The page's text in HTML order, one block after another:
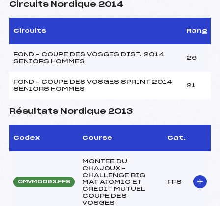
Circuits Nordique 2014
Circuits Rang
FOND – COUPE DES VOSGES DIST. 2014
SENIORS HOMMES
26
FOND – COUPE DES VOSGES SPRINT 2014
SENIORS HOMMES
21
Résultats Nordique 2013
Codex Course Cat.
OMVM0063.FFS
MONTEE DU
CHAJOUX –
CHALLENGE BIG
MAT ATOMIC ET
CREDIT MUTUEL
COUPE DES
VOSGES
FFS